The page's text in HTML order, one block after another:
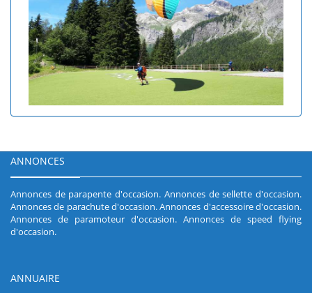
ANNONCES
Annonces de parapente d'occasion. Annonces de sellette d'occasion.
Annonces de parachute d'occasion.Annonces d'accessoire d'occasion.
Annonces de paramoteur d'occasion. Annonces de speed flying
d'occasion.
ANNUAIRE